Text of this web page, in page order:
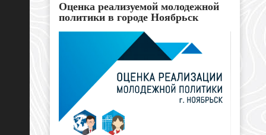
Оценка реализуемой молодежной
политики в городе Ноябрьск